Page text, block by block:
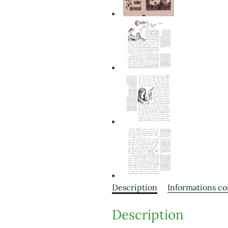
Description Informations
Description